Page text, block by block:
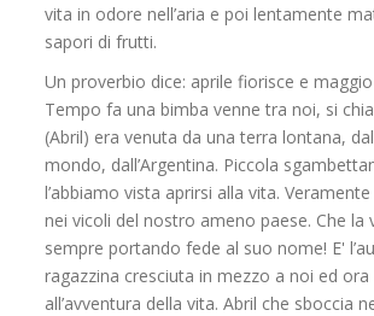
vita in odore nell’aria e poi lentamente
sapori di frutti.
Un proverbio dice: aprile fiorisce e maggio
Tempo fa una bimba venne tra noi, si
(Abril) era venuta da una terra lontana,
mondo, dall’Argentina. Piccola
l’abbiamo vista aprirsi alla vita.
nei vicoli del nostro ameno paese. Che la
sempre portando fede al suo nome! E'
ragazzina cresciuta in mezzo a noi ed ora
all’avventura della vita. Abril che sboccia